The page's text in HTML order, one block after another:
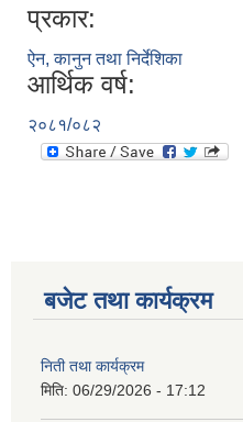
प्रकार:
ऐन, कानुन तथा निर्देशिका
आर्थिक वर्ष:
२०८१/०८२
बजेट तथा कार्यक्रम
निती तथा कार्यक्रम
मिति: 06/29/2026 - 17:12